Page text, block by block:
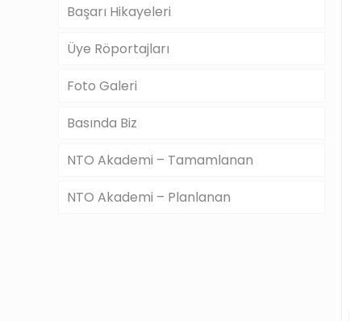
Başarı Hikayeleri
Üye Röportajları
Foto Galeri
Basında Biz
NTO Akademi – Tamamlanan
NTO Akademi – Planlanan